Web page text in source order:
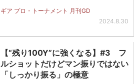
ギア プロ・トーナメント 月刊GD
2024.8.30
【“残り100Y”に強くなる】#3 フ
ルショットだけどマン振りではない
「しっかり振る」の極意